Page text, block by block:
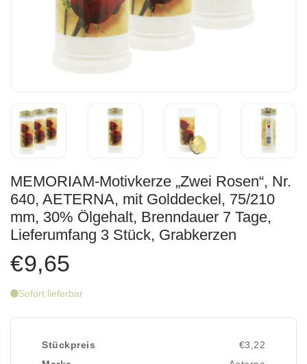
MEMORIAM-Motivkerze „Zwei Rosen“, Nr.
640, AETERNA, mit Golddeckel, 75/210
mm, 30% Ölgehalt, Brenndauer 7 Tage,
Lieferumfang 3 Stück, Grabkerzen
€9,65
Sofort lieferbar
Stückpreis
€3,22